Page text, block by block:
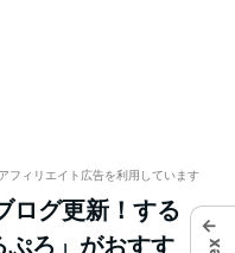
アフィリエイト広告を利用しています
ログ更新！する
ろ」がおすす
←